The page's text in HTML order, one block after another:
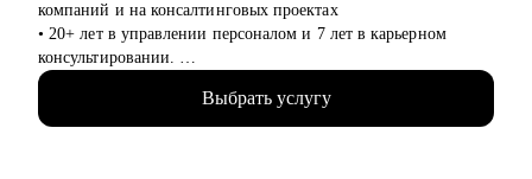
компаний и на консалтинговых проектах
• 20+ лет в управлении персоналом и 7 лет в карьерном
консультировании.
• Фундаментальное психологическое образование,
сертификация по российским и международным стандартам
управления персоналом и развития карьеры (Великобритания,
Выбрать услугу